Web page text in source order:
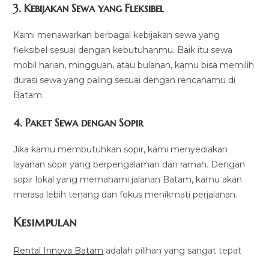
3.Kebijakan Sewa yang Fleksibel
Kami menawarkan berbagai kebijakan sewa yang
fleksibel sesuai dengan kebutuhanmu. Baik itu sewa
mobil harian, mingguan, atau bulanan, kamu bisa memilih
durasi sewa yang paling sesuai dengan rencanamu di
Batam.
4.Paket Sewa dengan Sopir
Jika kamu membutuhkan sopir, kami menyediakan
layanan sopir yang berpengalaman dan ramah. Dengan
sopir lokal yang memahami jalanan Batam, kamu akan
merasa lebih tenang dan fokus menikmati perjalanan.
Kesimpulan
Rental Innova Batam adalah pilihan yang sangat tepat